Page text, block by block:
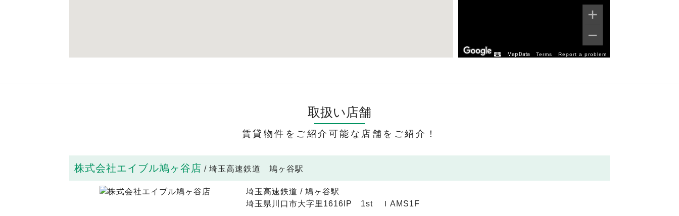
Map Data Terms Report a problem
取扱い店舗
賃貸物件をご紹介可能な店舗をご紹介！
株式会社エイブル鳩ヶ谷店 / 埼玉高速鉄道 鳩ヶ谷駅
埼玉高速鉄道 / 鳩ヶ谷駅
埼玉県川口市大字里1616IP 1st ＩAMS1F